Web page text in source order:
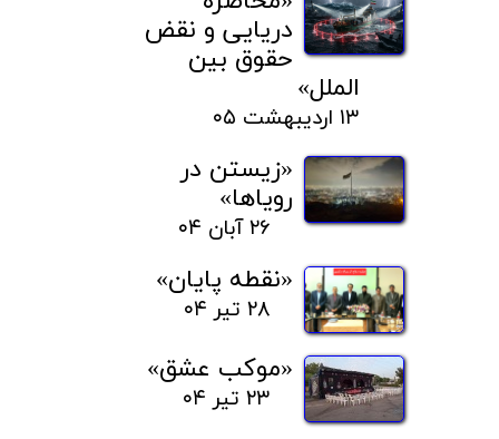
دریایی و نقض
حقوق بین
الملل»
۱۳ اردیبهشت ۰۵
«زیستن در
رویاها»
۲۶ آبان ۰۴
«نقطه پایان»
۲۸ تیر ۰۴
«موکب عشق»
۲۳ تیر ۰۴